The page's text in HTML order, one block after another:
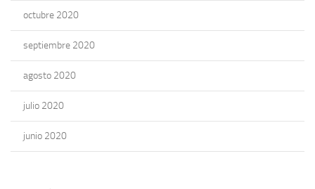
octubre 2020
septiembre 2020
agosto 2020
julio 2020
junio 2020